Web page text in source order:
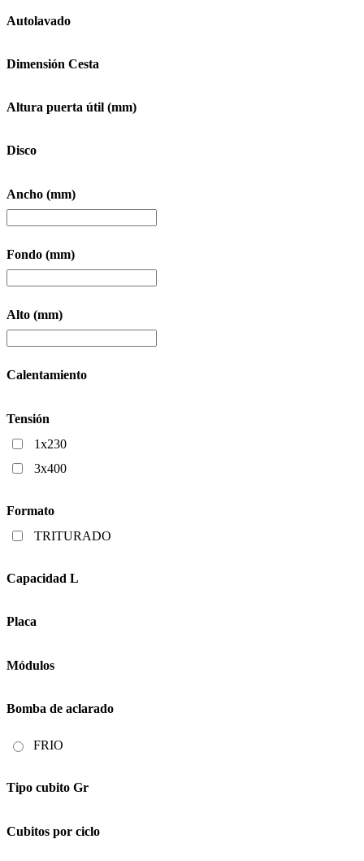
Autolavado
Dimensión Cesta
Altura puerta útil (mm)
Disco
Ancho (mm)
Fondo (mm)
Alto (mm)
Calentamiento
Tensión
1x230
3x400
Formato
TRITURADO
Capacidad L
Placa
Módulos
Bomba de aclarado
FRIO
Tipo cubito Gr
Cubitos por ciclo